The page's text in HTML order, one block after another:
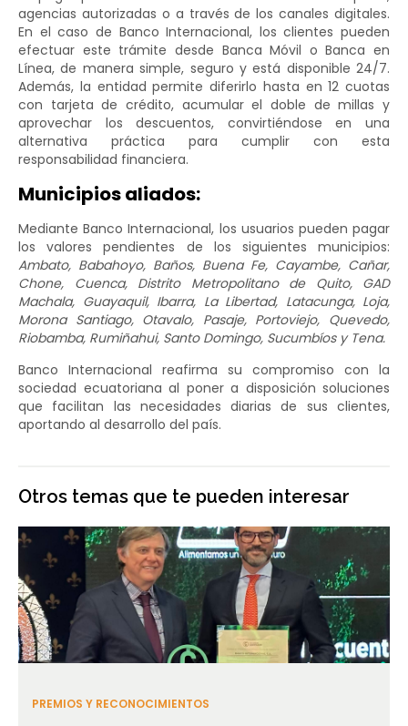
agencias autorizadas o a través de los canales digitales.
En el caso de Banco Internacional, los clientes pueden
efectuar este trámite desde Banca Móvil o Banca en
Línea, de manera simple, seguro y está disponible 24/7.
Además, la entidad permite diferirlo hasta en 12 cuotas
con tarjeta de crédito, acumular el doble de millas y
aprovechar los descuentos, convirtiéndose en una
alternativa práctica para cumplir con esta
responsabilidad financiera.
Municipios aliados:
Mediante Banco Internacional, los usuarios pueden pagar
los valores pendientes de los siguientes municipios:
Ambato, Babahoyo, Baños, Buena Fe, Cayambe, Cañar,
Chone, Cuenca, Distrito Metropolitano de Quito, GAD
Machala, Guayaquil, Ibarra, La Libertad, Latacunga, Loja,
Morona Santiago, Otavalo, Pasaje, Portoviejo, Quevedo,
Riobamba, Rumiñahui, Santo Domingo, Sucumbíos y Tena.
Banco Internacional reafirma su compromiso con la
sociedad ecuatoriana al poner a disposición soluciones
que facilitan las necesidades diarias de sus clientes,
aportando al desarrollo del país.
Otros temas que te pueden interesar
PREMIOS Y RECONOCIMIENTOS